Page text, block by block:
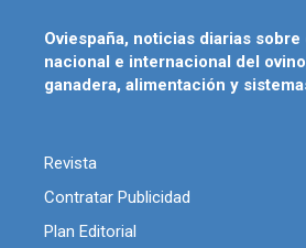
Oviespaña, noticias diarias
nacional e internacional del
ganadera, alimentación y
Revista
Contratar Publicidad
Plan Editorial